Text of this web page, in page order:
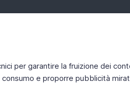
per garantire la fruizione dei
e proporre pubblicità